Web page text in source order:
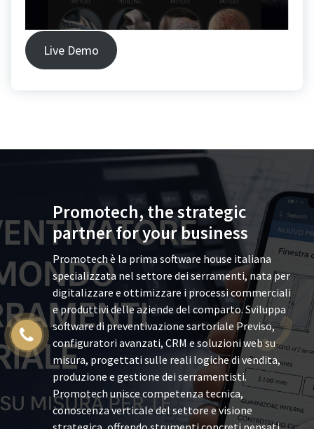
Live Demo
Promotech, the strategic
partner for your business
Promotech è la prima software house italiana
specializzata nel settore dei serramenti, nata per
digitalizzare e ottimizzare i processi commerciali
e produttivi delle aziende del comparto. Sviluppa
software di preventivazione sartoriale Previso,
configuratori avanzati, CRM e soluzioni web su
misura, progettati sulle reali logiche di vendita,
produzione e gestione dei serramentisti.
Promotech unisce competenza tecnica,
conoscenza verticale del settore e visione